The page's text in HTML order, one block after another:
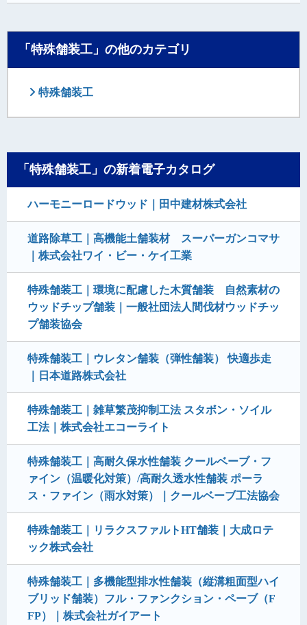
「特殊舗装工」の他のカテゴリ
特殊舗装工
「特殊舗装工」の新着電子カタログ
ハーモニーロードウッド｜田中建材株式会社
道路除草工｜高機能土舗装材 スーパーガンコマサ
｜株式会社ワイ・ビー・ケイ工業
特殊舗装工｜環境に配慮した木質舗装 自然素材の
ウッドチップ舗装｜一般社団法人間伐材ウッドチッ
プ舗装協会
特殊舗装工｜ウレタン舗装（弾性舗装） 快適歩走
｜日本道路株式会社
特殊舗装工｜雑草繁茂抑制工法 スタボン・ソイル
工法｜株式会社エコーライト
特殊舗装工｜高耐久保水性舗装 クールベーブ・フ
ァイン（温暖化対策）/高耐久透水性舗装 ポーラ
ス・ファイン（雨水対策）｜クールベーブ工法協会
特殊舗装工｜リラクスファルトHT舗装｜大成ロテ
ック株式会社
特殊舗装工｜多機能型排水性舗装（縦溝粗面型ハイ
ブリッド舗装）フル・ファンクション・ペーブ（F
FP）｜株式会社ガイアート